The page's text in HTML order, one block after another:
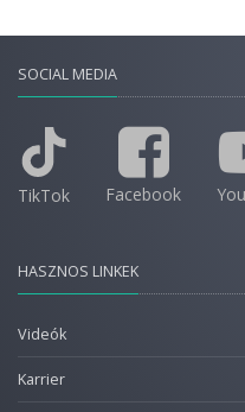
SOCIAL MEDIA
TikTok Facebook
HASZNOS LINKEK
Videók
Karrier